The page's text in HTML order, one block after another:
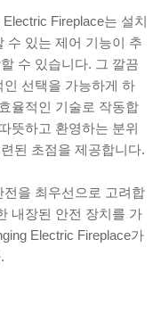
Fireplace는 설치
수 있는 제어 기능이 추
수 있습니다. 그 깔끔
선택을 가능하게 하
율적인 기술로 작동합
뜻하고 환영하는 분위
된 초점을 제공합니다.
을 최우선으로 고려합
내장된 안전 장치를 가
Electric Fireplace가